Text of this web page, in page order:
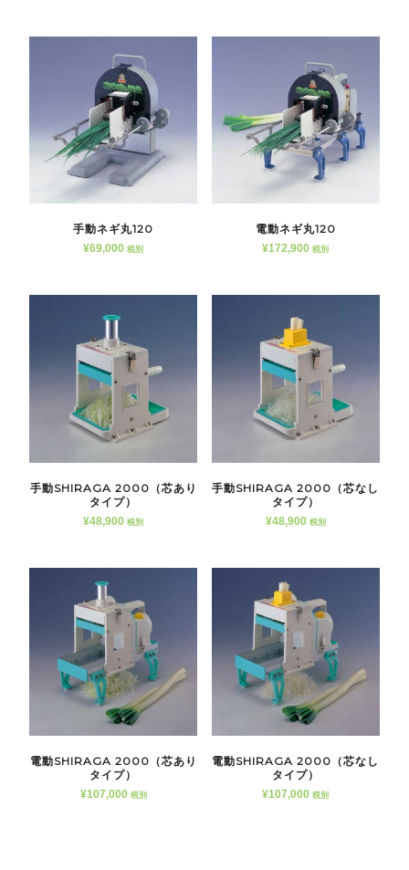
手動ネギ丸120
¥69,000 税別
電動ネギ丸120
¥172,900 税別
手動SHIRAGA 2000（芯あり
タイプ）
¥48,900 税別
手動SHIRAGA 2000（芯なし
タイプ）
¥48,900 税別
電動SHIRAGA 2000（芯あり
タイプ）
¥107,000 税別
電動SHIRAGA 2000（芯なし
タイプ）
¥107,000 税別